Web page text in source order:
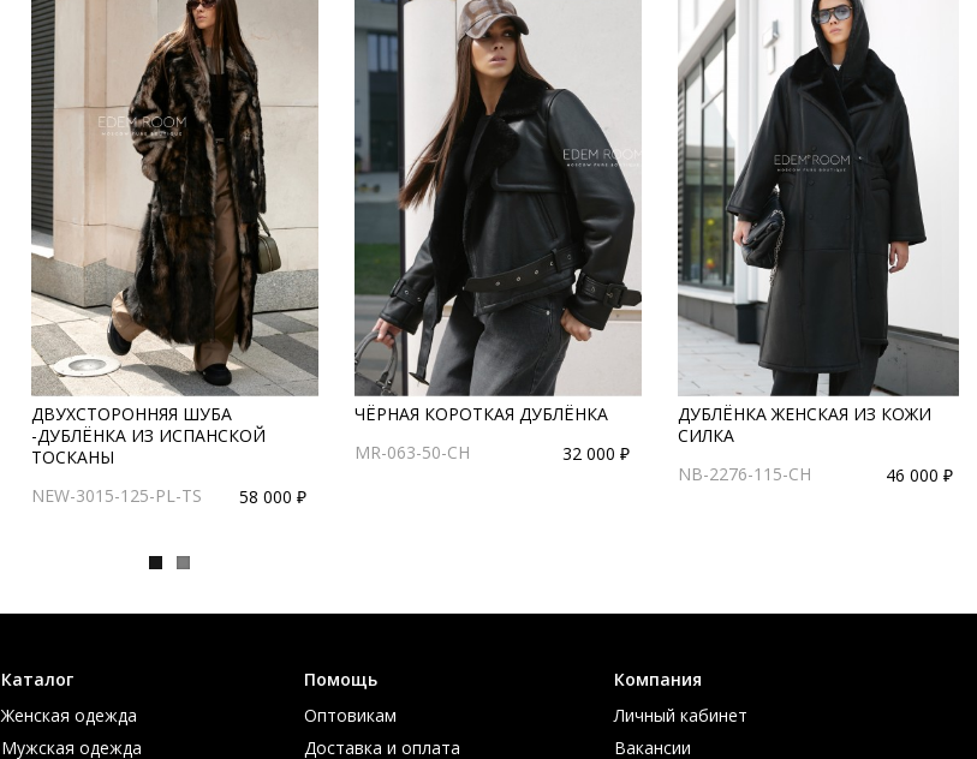
ДВУХСТОРОННЯЯ ШУБА
-ДУБЛЁНКА ИЗ ИСПАНСКОЙ
ТОСКАНЫ
NEW-3015-125-PL-TS
58 000 ₽
ЧЁРНАЯ КОРОТКАЯ ДУБЛЁНКА
MR-063-50-CH
32 000 ₽
ДУБЛЁНКА ЖЕНСКАЯ ИЗ КОЖИ
СИЛКА
NB-2276-115-CH
46 000 ₽
Каталог
Женская одежда
Мужская одежда
Помощь
Оптовикам
Доставка и оплата
Компания
Личный кабинет
Вакансии